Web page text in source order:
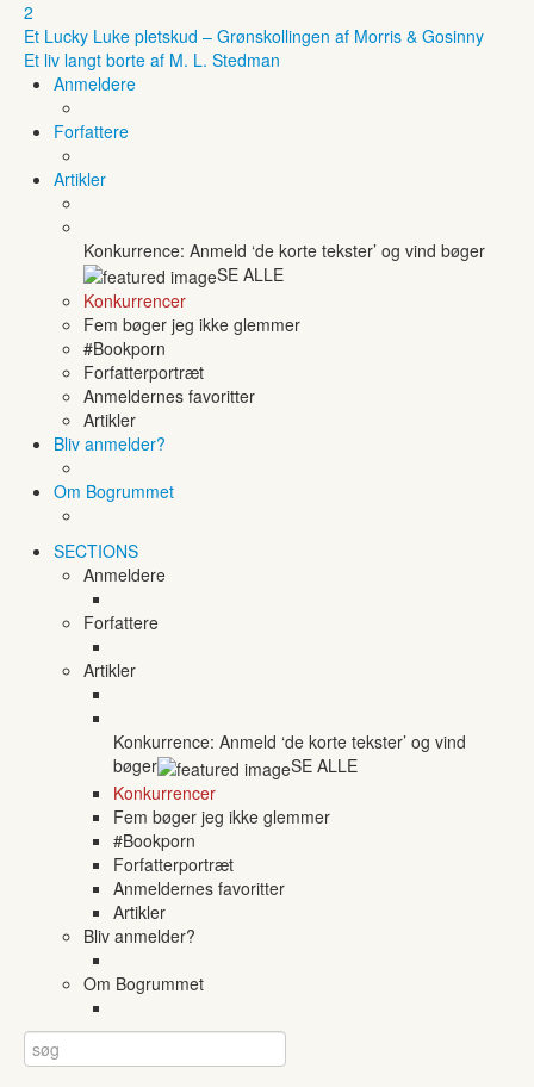
2
Et Lucky Luke pletskud – Grønskollingen af Morris & Gosinny
Et liv langt borte af M. L. Stedman
Anmeldere
Forfattere
Artikler
Konkurrence: Anmeld ‘de korte tekster’ og vind bøger
SE ALLE
Konkurrencer
Fem bøger jeg ikke glemmer
#Bookporn
Forfatterportræt
Anmeldernes favoritter
Artikler
Bliv anmelder?
Om Bogrummet
SECTIONS
Anmeldere
Forfattere
Artikler
Konkurrence: Anmeld ‘de korte tekster’ og vind
bøger
SE ALLE
Konkurrencer
Fem bøger jeg ikke glemmer
#Bookporn
Forfatterportræt
Anmeldernes favoritter
Artikler
Bliv anmelder?
Om Bogrummet